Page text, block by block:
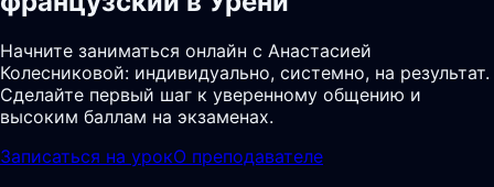
Начните заниматься онлайн с Анастасией
Колесниковой: индивидуально, системно, на результат.
Сделайте первый шаг к уверенному общению и
высоким баллам на экзаменах.
Записаться на урокО преподавателе